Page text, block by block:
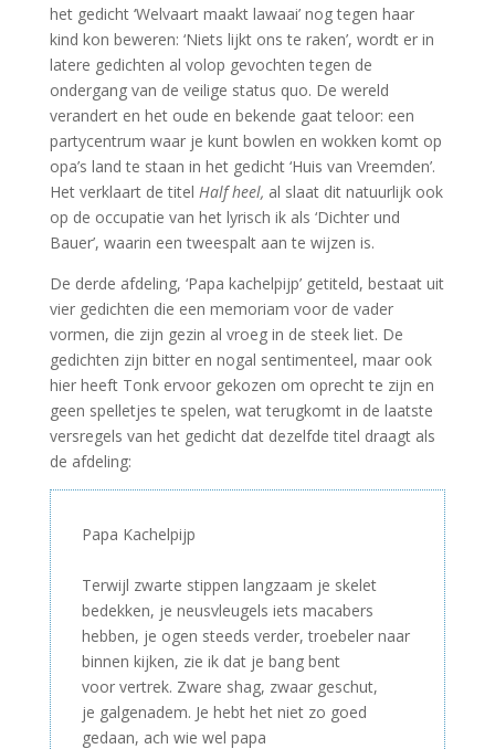
het gedicht ‘Welvaart maakt lawaai’ nog tegen haar
kind kon beweren: ‘Niets lijkt ons te raken’, wordt er in
latere gedichten al volop gevochten tegen de
ondergang van de veilige status quo. De wereld
verandert en het oude en bekende gaat teloor: een
partycentrum waar je kunt bowlen en wokken komt op
opa’s land te staan in het gedicht ‘Huis van Vreemden’.
Het verklaart de titel Half heel, al slaat dit natuurlijk ook
op de occupatie van het lyrisch ik als ‘Dichter und
Bauer’, waarin een tweespalt aan te wijzen is.
De derde afdeling, ‘Papa kachelpijp’ getiteld, bestaat uit
vier gedichten die een memoriam voor de vader
vormen, die zijn gezin al vroeg in de steek liet. De
gedichten zijn bitter en nogal sentimenteel, maar ook
hier heeft Tonk ervoor gekozen om oprecht te zijn en
geen spelletjes te spelen, wat terugkomt in de laatste
versregels van het gedicht dat dezelfde titel draagt als
de afdeling:
Papa Kachelpijp
Terwijl zwarte stippen langzaam je skelet
bedekken, je neusvleugels iets macabers
hebben, je ogen steeds verder, troebeler naar
binnen kijken, zie ik dat je bang bent
voor vertrek. Zware shag, zwaar geschut,
je galgenadem. Je hebt het niet zo goed
gedaan, ach wie wel papa